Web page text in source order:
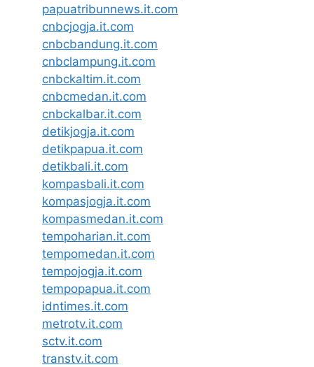
papuatribunnews.it.com
cnbcjogja.it.com
cnbcbandung.it.com
cnbclampung.it.com
cnbckaltim.it.com
cnbcmedan.it.com
cnbckalbar.it.com
detikjogja.it.com
detikpapua.it.com
detikbali.it.com
kompasbali.it.com
kompasjogja.it.com
kompasmedan.it.com
tempoharian.it.com
tempomedan.it.com
tempojogja.it.com
tempopapua.it.com
idntimes.it.com
metrotv.it.com
sctv.it.com
transtv.it.com